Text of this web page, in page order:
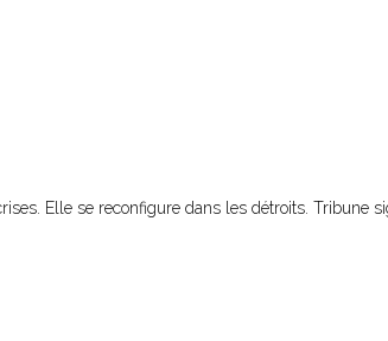
Elle se reconfigure dans les détroits. Tribune